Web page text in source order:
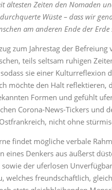
ältesten Zeiten den Nomaden
Wüste – dass wir
am anderen Ende der Erde
zum Jahrestag der
teils seltsam ruhigen
sie einer Kulturreflexion
möchte den Halt reflektieren,
Formen und gefühlt
Corona-News-Tickers und
nicht ohne
findet mögliche verbale
eines Denkers aus äußerst
der uferlosen
welches freundschaftlich,